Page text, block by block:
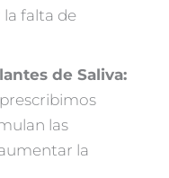
la falta de
de Saliva:
las
la